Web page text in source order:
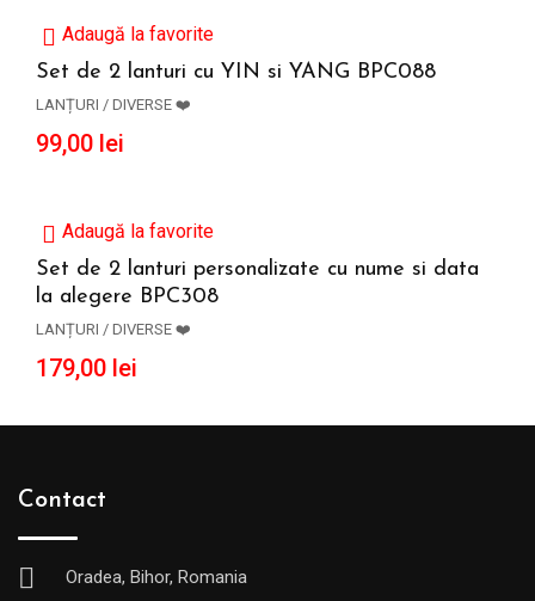
Adaugă la favorite
Set de 2 lanturi cu YIN si YANG BPC088
LANȚURI / DIVERSE ❤️
99,00 lei
Adaugă la favorite
Set de 2 lanturi personalizate cu nume si data
la alegere BPC308
LANȚURI / DIVERSE ❤️
179,00 lei
Contact
Oradea, Bihor, Romania